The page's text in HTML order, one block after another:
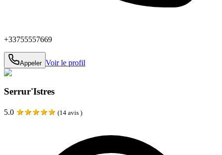
+33755557669
Appeler Voir le profil
Serrur'Istres
5.0 ★★★★★ (14 avis )